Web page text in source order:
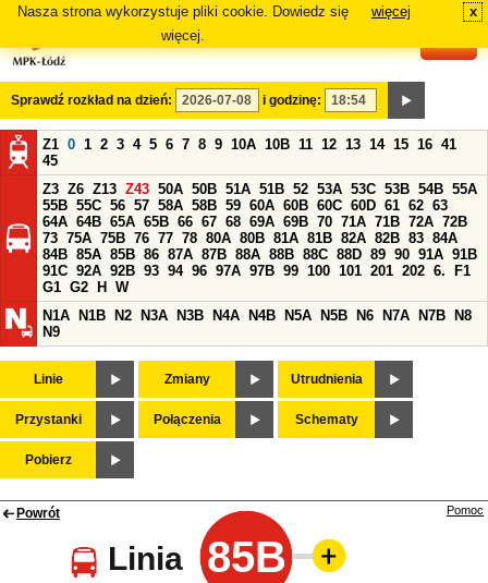
Nasza strona wykorzystuje pliki cookie. Dowiedz się
więcej.
więcej x
Sprawdź rozkład na dzień: i godzinę:
Z1 0 1 2 3 4 5 6 7 8 9 10A 10B 11 12 13 14 15 16 41
45
Z3 Z6 Z13 Z43 50A 50B 51A 51B 52 53A 53C 53B 54B 55A
55B 55C 56 57 58A 58B 59 60A 60B 60C 60D 61 62 63
64A 64B 65A 65B 66 67 68 69A 69B 70 71A 71B 72A 72B
73 75A 75B 76 77 78 80A 80B 81A 81B 82A 82B 83 84A
84B 85A 85B 86 87A 87B 88A 88B 88C 88D 89 90 91A 91B
91C 92A 92B 93 94 96 97A 97B 99 100 101 201 202 6.
F1
G1 G2 H
W
N1A
N1B N2 N3A N3B N4A N4B N5A N5B N6 N7A N7B
N8
N9
Linie Zmiany Utrudnienia
Przystanki Połączenia Schematy
Pobierz
Powrót
Linia 85B
Pomoc